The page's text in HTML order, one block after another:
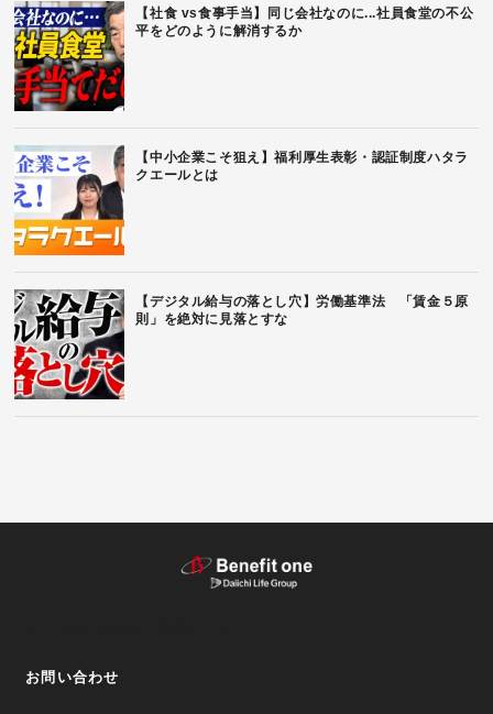
【社食 vs食事手当】同じ会社なのに...社員食堂の不公
平をどのように解消するか
【中小企業こそ狙え】福利厚生表彰・認証制度ハタラ
クエールとは
【デジタル給与の落とし穴】労働基準法 「賃金５原
則」を絶対に見落とすな
お問い合わせ